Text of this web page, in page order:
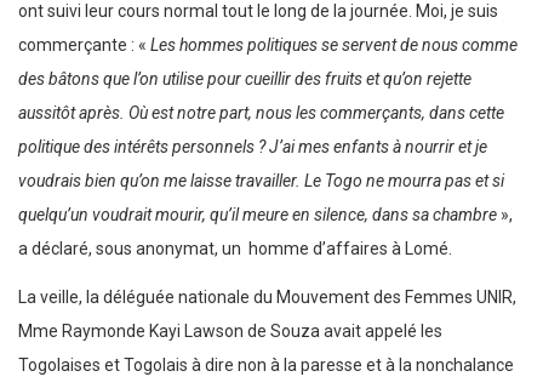
ont suivi leur cours normal tout le long de la journée. Moi, je suis
commerçante : « Les hommes politiques se servent de nous comme
des bâtons que l’on utilise pour cueillir des fruits et qu’on rejette
aussitôt après. Où est notre part, nous les commerçants, dans cette
politique des intérêts personnels ? J’ai mes enfants à nourrir et je
voudrais bien qu’on me laisse travailler. Le Togo ne mourra pas et si
quelqu’un voudrait mourir, qu’il meure en silence, dans sa chambre »,
a déclaré, sous anonymat, un homme d’affaires à Lomé.
La veille, la déléguée nationale du Mouvement des Femmes UNIR,
Mme Raymonde Kayi Lawson de Souza avait appelé les
Togolaises et Togolais à dire non à la paresse et à la nonchalance